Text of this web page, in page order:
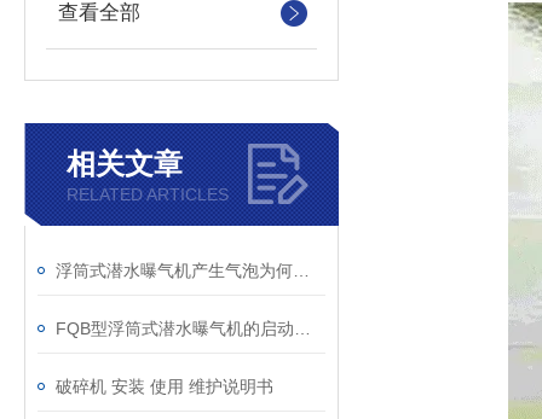
查看全部
相关文章
RELATED ARTICLES
破碎机 安装 使用 维护说明书